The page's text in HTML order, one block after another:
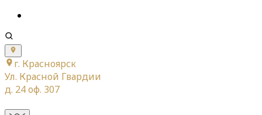
г. Красноярск
Ул. Красной Гвардии
д. 24 оф. 307